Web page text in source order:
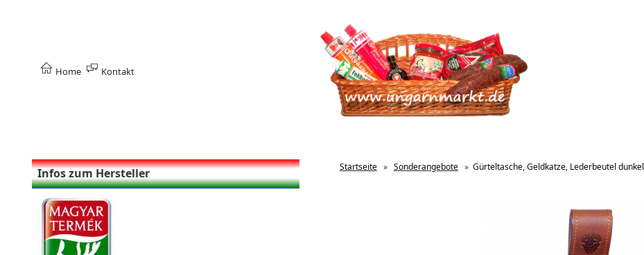
Home Kontakt
Infos zum Hersteller Startseite » Sonderangebote » Gürteltasche, Geldkatze, Lederbeutel dunkel